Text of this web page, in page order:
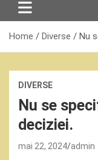
Home Diverse Nu
DIVERSE
Nu se
deciziei.
mai 22, 2024 admin